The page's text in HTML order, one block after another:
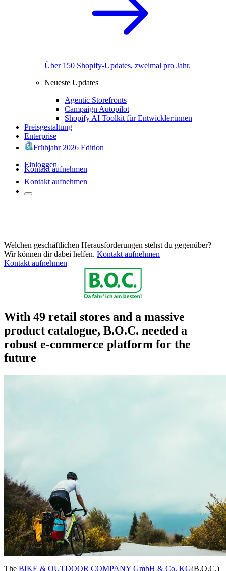
Über 150 Shopify-Updates, zweimal pro Jahr.
Neueste Updates
Agentic Storefronts
Campaign Autopilot
Shopify AI Toolkit für Entwickler:innen
Preisgestaltung
Enterprise
Frühjahr 2026 Edition
Einloggen
Kontakt aufnehmen
Kontakt aufnehmen
Welchen geschäftlichen Herausforderungen stehst du gegenüber?
Wir können dir dabei helfen. Kontakt aufnehmen
Kontakt aufnehmen
With 49 retail stores and a massive
product catalogue, B.O.C. needed a
robust e-commerce platform for the
future
The BIKE & OUTDOOR COMPANY GmbH & Co. KG(B.O.C.)